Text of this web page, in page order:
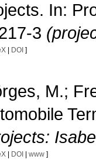
In:
3
| DOI ]
M.;
| DOI www ]